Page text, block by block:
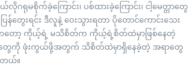
မစိုက်ခဲ့ကြောင်း၊ ပစ်ထားခဲ့ကြောင်း၊ ငါ့မေတ္တာတွေ
းရင်း ဒီလူနဲ့ ဝေးသွားရတာ ပိုတောင်ကောင်းသေး
ော့ ကိုယ့်ရဲ့ မသိစိတ်က ကိုယ့်ရဲ့စိတ်ထဲမှာဖြစ်နေတဲ့
ခြင်းတွေကို ဖုံးကွယ်ဖို့အတွက် သိစိတ်ထဲမှာရှိနေခဲ့တဲ့ အရာတွေ
တယ်။